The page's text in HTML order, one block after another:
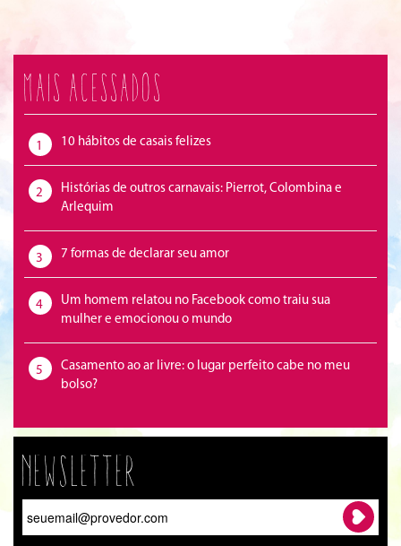
Mais acessados
1 10 hábitos de casais felizes
2
Histórias de outros carnavais: Pierrot, Colombina e
Arlequim
3 7 formas de declarar seu amor
4
Um homem relatou no Facebook como traiu sua
mulher e emocionou o mundo
5
Casamento ao ar livre: o lugar perfeito cabe no meu
bolso?
Newsletter